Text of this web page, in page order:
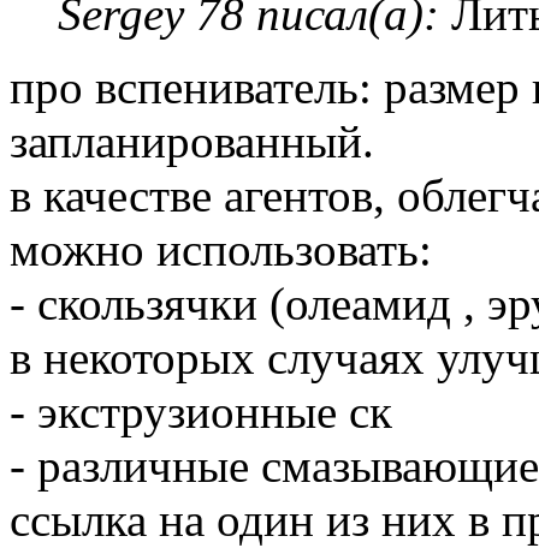
Sergey 78 писал(а):
про вспениватель:
запланированный.
в качестве агентов,
можно использовать:
- скользячки (олеамид ,
в некоторых случаях
- экструзионные ск
- различные
ссылка на один из них в